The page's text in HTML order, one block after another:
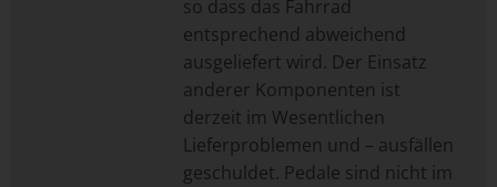
so dass das Fahrrad
entsprechend abweichend
ausgeliefert wird. Der Einsatz
anderer Komponenten ist
derzeit im Wesentlichen
Lieferproblemen und – ausfällen
geschuldet. Pedale sind nicht im